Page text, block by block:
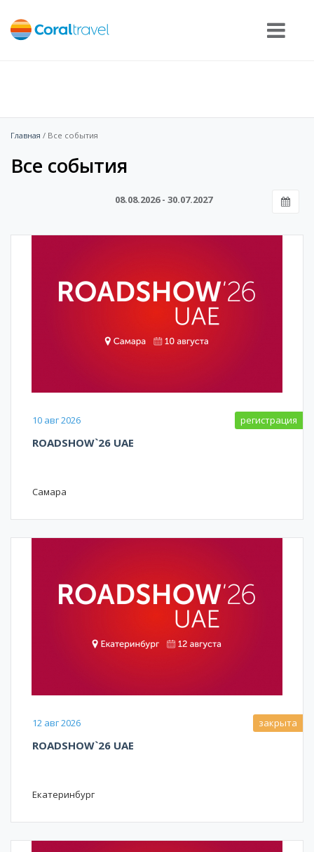
Главная / Все события
Все события
08.08.2026 - 30.07.2027
10 авг 2026 регистрация
ROADSHOW`26 UAE
Самара
12 авг 2026 закрыта
ROADSHOW`26 UAE
Екатеринбург